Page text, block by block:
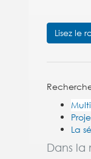
Lisez le
La
Dans la